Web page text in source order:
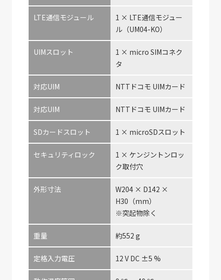
LTE通信モジュール
1 × LTE通信モジュー
ル（UM04-KO）
UIMスロット
1 × micro SIMコネク
タ
対応UIM NTTドコモ UIMカード
対応UIM NTTドコモ UIMカード
SDカードスロット 1 × microSDスロット
セキュリティロック
1 × ケンジントンロッ
ク取付穴
外形寸法
W204 × D142 ×
H30（mm）
※突起物除く
重量 約552 g
定格入力電圧 12 V DC ±5 %